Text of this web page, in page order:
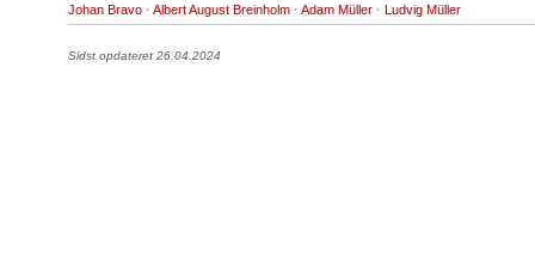
Johan Bravo · Albert August Breinholm · Adam Müller · Ludvig Müller
Sidst opdateret 26.04.2024